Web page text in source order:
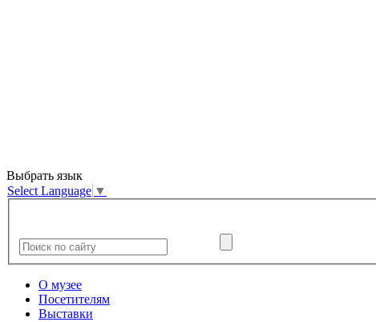
Выбрать язык
Select Language ▼
О музее
Посетителям
Выставки